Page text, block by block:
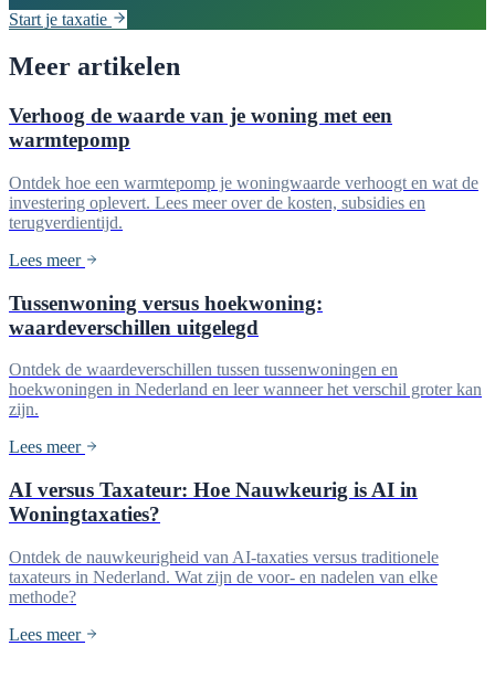
Start je taxatie
Meer artikelen
Verhoog de waarde van je woning met een
warmtepomp
Ontdek hoe een warmtepomp je woningwaarde verhoogt en wat de
investering oplevert. Lees meer over de kosten, subsidies en
terugverdientijd.
Lees meer
Tussenwoning versus hoekwoning:
waardeverschillen uitgelegd
Ontdek de waardeverschillen tussen tussenwoningen en
hoekwoningen in Nederland en leer wanneer het verschil groter kan
zijn.
Lees meer
AI versus Taxateur: Hoe Nauwkeurig is AI in
Woningtaxaties?
Ontdek de nauwkeurigheid van AI-taxaties versus traditionele
taxateurs in Nederland. Wat zijn de voor- en nadelen van elke
methode?
Lees meer